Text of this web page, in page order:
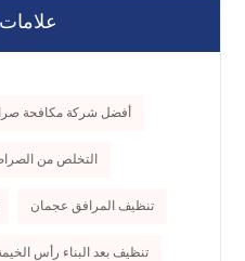
أفضل شركة مكافحة
التخلص من
تنظيف المرافق عجمان
تنظيف بعد البناء رأس